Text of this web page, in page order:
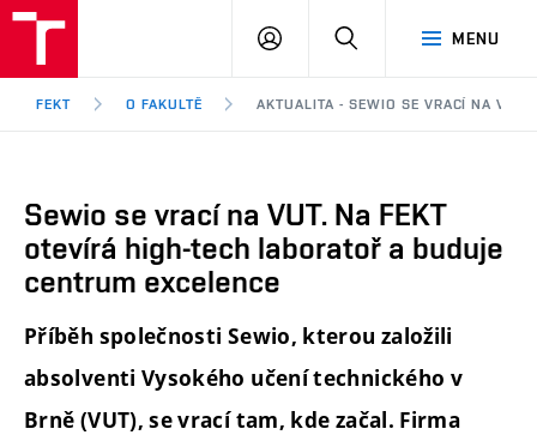
Brno
MENU
PŘIHLÁSIT
FEKT O FAKULTĚ AKTUALITA - SEWIO SE VRACÍ NA VUT.
Sewio se vrací na VUT. Na FEKT
otevírá high-tech laboratoř a buduje
centrum excelence
Příběh společnosti Sewio, kterou založili
absolventi Vysokého učení technického v
Brně (VUT), se vrací tam, kde začal. Firma